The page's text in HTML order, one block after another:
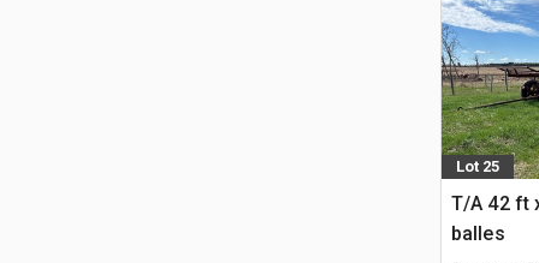
Lot 25
T/A 42 ft
balles